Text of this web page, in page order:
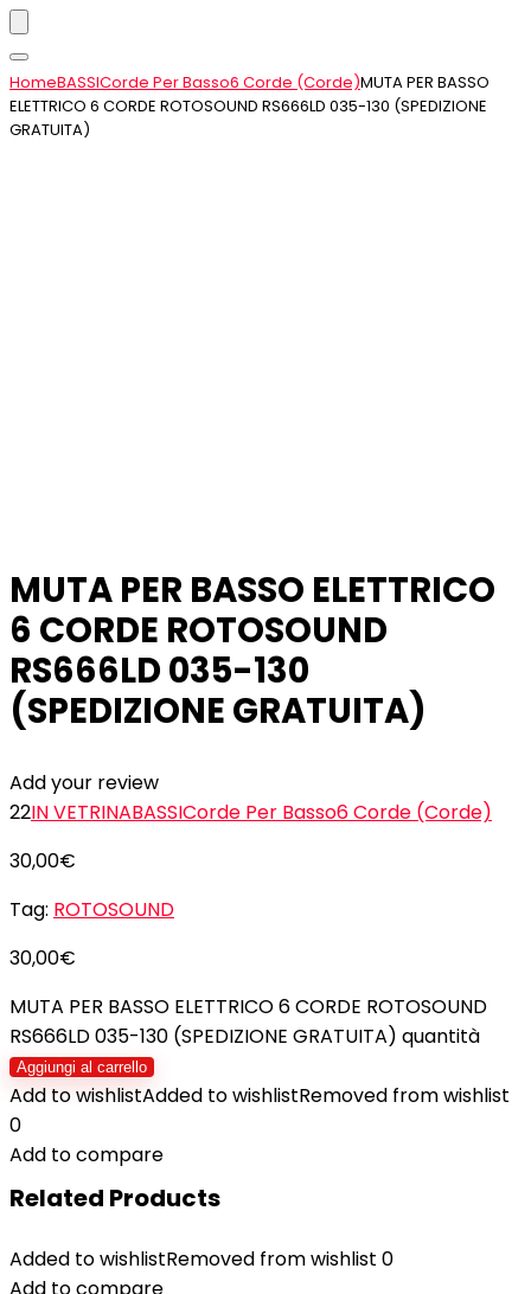
HomeBASSICorde Per Basso6 Corde (Corde)MUTA PER BASSO
ELETTRICO 6 CORDE ROTOSOUND RS666LD 035-130 (SPEDIZIONE
GRATUITA)
MUTA PER BASSO ELETTRICO
6 CORDE ROTOSOUND
RS666LD 035-130
(SPEDIZIONE GRATUITA)
Add your review
22IN VETRINABASSICorde Per Basso6 Corde (Corde)
30,00€
Tag: ROTOSOUND
30,00€
MUTA PER BASSO ELETTRICO 6 CORDE ROTOSOUND
RS666LD 035-130 (SPEDIZIONE GRATUITA) quantità
Aggiungi al carrello
Add to wishlistAdded to wishlistRemoved from wishlist
0
Add to compare
Related Products
Added to wishlistRemoved from wishlist 0